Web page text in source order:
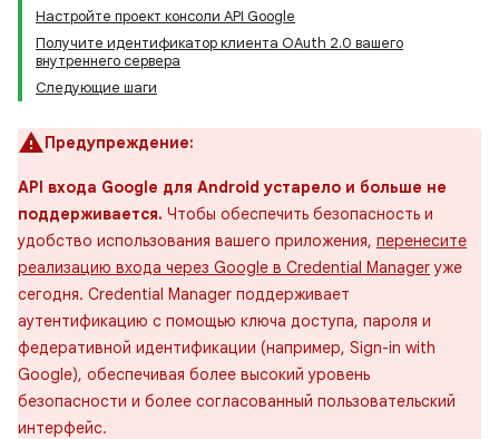
Настройте проект консоли API Google
Получите идентификатор клиента OAuth 2.0 вашего
внутреннего сервера
Следующие шаги
Предупреждение:
API входа Google для Android устарело и больше не
поддерживается. Чтобы обеспечить безопасность и
удобство использования вашего приложения, перенесите
реализацию входа через Google в Credential Managerуже
сегодня. Credential Manager поддерживает
аутентификацию с помощью ключа доступа, пароля и
федеративной идентификации (например, Sign-in with
Google), обеспечивая более высокий уровень
безопасности и более согласованный пользовательский
интерфейс.